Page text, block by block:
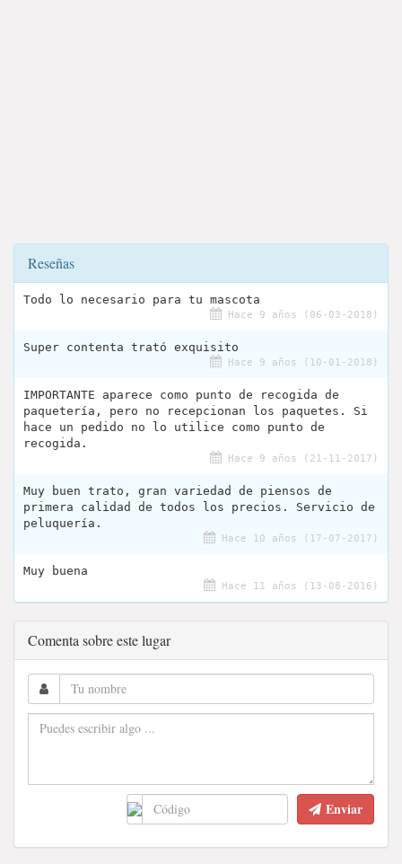
Reseñas
Todo lo necesario para tu mascota
Hace 9 años (06-03-2018)
Super contenta trató exquisito
Hace 9 años (10-01-2018)
IMPORTANTE aparece como punto de recogida de
paquetería, pero no recepcionan los paquetes. Si
hace un pedido no lo utilice como punto de
recogida.
Hace 9 años (21-11-2017)
Muy buen trato, gran variedad de piensos de
primera calidad de todos los precios. Servicio de
peluquería.
Hace 10 años (17-07-2017)
Muy buena
Hace 11 años (13-08-2016)
Comenta sobre este lugar
Enviar